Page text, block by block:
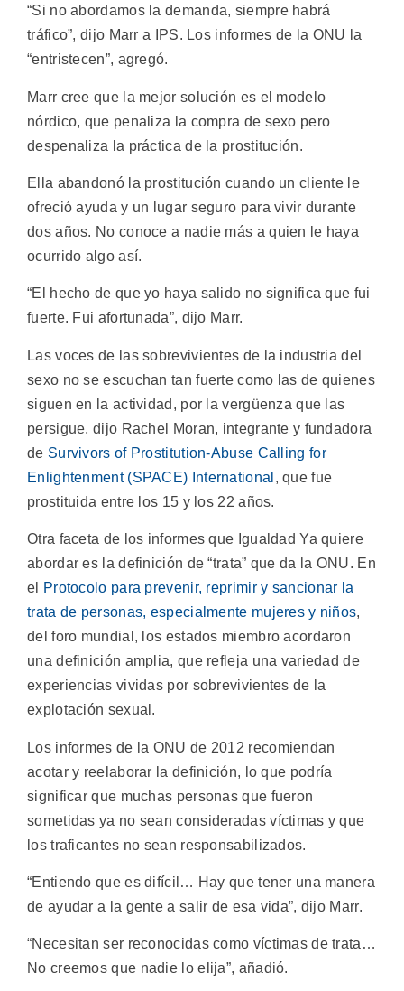
“Si no abordamos la demanda, siempre habrá
tráfico”, dijo Marr a IPS. Los informes de la ONU la
“entristecen”, agregó.
Marr cree que la mejor solución es el modelo
nórdico, que penaliza la compra de sexo pero
despenaliza la práctica de la prostitución.
Ella abandonó la prostitución cuando un cliente le
ofreció ayuda y un lugar seguro para vivir durante
dos años. No conoce a nadie más a quien le haya
ocurrido algo así.
“El hecho de que yo haya salido no significa que fui
fuerte. Fui afortunada”, dijo Marr.
Las voces de las sobrevivientes de la industria del
sexo no se escuchan tan fuerte como las de quienes
siguen en la actividad, por la vergüenza que las
persigue, dijo Rachel Moran, integrante y fundadora
de Survivors of Prostitution-Abuse Calling for
Enlightenment (SPACE) International , que fue
prostituida entre los 15 y los 22 años.
Otra faceta de los informes que Igualdad Ya quiere
abordar es la definición de “trata” que da la ONU. En
el
Protocolo para prevenir, reprimir y sancionar la
trata de personas, especialmente mujeres y niños,
del foro mundial, los estados miembro acordaron
una definición amplia, que refleja una variedad de
experiencias vividas por sobrevivientes de la
explotación sexual.
Los informes de la ONU de 2012 recomiendan
acotar y reelaborar la definición, lo que podría
significar que muchas personas que fueron
sometidas ya no sean consideradas víctimas y que
los traficantes no sean responsabilizados.
“Entiendo que es difícil… Hay que tener una manera
de ayudar a la gente a salir de esa vida”, dijo Marr.
“Necesitan ser reconocidas como víctimas de trata…
No creemos que nadie lo elija”, añadió.